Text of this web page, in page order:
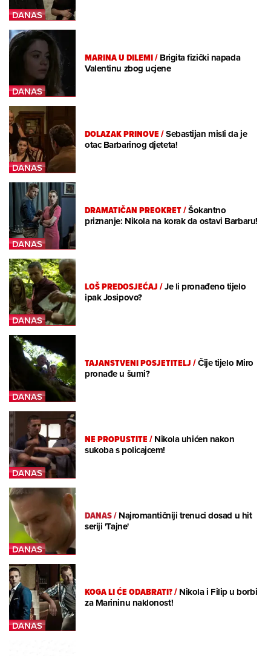
MARINA U DILEMI/Brigita fizički napada
Valentinu zbog ucjene
DOLAZAK PRINOVE/Sebastijan misli da je
otac Barbarinog djeteta!
DRAMATIČAN PREOKRET/Šokantno
priznanje: Nikola na korak da ostavi Barbaru!
LOŠ PREDOSJEĆAJ/Je li pronađeno tijelo
ipak Josipovo?
TAJANSTVENI POSJETITELJ/Čije tijelo Miro
pronađe u šumi?
NE PROPUSTITE/Nikola uhićen nakon
sukoba s policajcem!
DANAS/Najromantičniji trenuci dosad u hit
seriji 'Tajne'
KOGA LI ĆE ODABRATI?/Nikola i Filip u borbi
za Marininu naklonost!